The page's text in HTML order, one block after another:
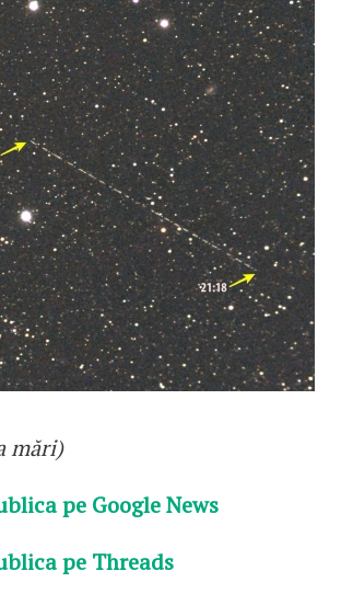
mări)
pe Google News
pe Threads